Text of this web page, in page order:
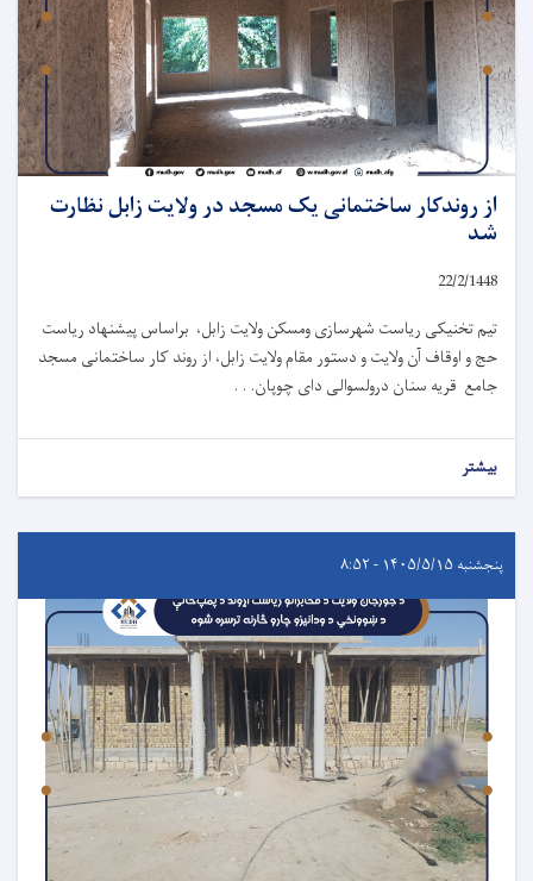
از روندکار ساختمانی یک مسجد در ولایت زابل نظارت
شد
22/2/1448
تیم تخنیکی ریاست شهرسازی ومسکن ولایت زابل، براساس پیشنهاد ریاست
حج و اوقاف آن ولایت و دستور مقام ولایت زابل، از روند کار ساختمانی مسجد
جامع قریه سنان درولسوالی دای چوپان. . .
بیشتر
پنجشنبه ۱۴۰۵/۵/۱۵ - ۸:۵۲